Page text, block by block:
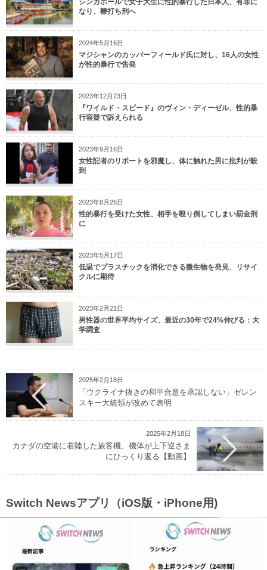
シンガポールで女子大生に性的暴行した日本人、有罪に
なり、鞭打ち刑へ
2024年5月16日
マジシャンのカッパーフィールド氏に対し、16人の女性
が性的暴行で告発
2023年12月23日
『ワイルド・スピード』のヴィン・ディーゼル、性的暴
行容疑で訴えられる
2023年9月16日
女性記者のリポートを邪魔し、体に触れた男に批判が殺
到
2023年8月26日
性的暴行を受けた女性、相手を殴り倒してしまい罰金刑
に
2023年5月17日
低温でプラスチックを消化できる微生物を発見、リサイ
クルに期待
2023年2月21日
男性器の世界平均サイズ、最近の30年で24%伸びる：大
学調査
2025年2月18日
「ウクライナ抜きの和平合意を承認しない」ゼレン
スキー大統領が改めて表明
2025年2月18日
カナダの空港に着陸した旅客機、機体が上下逆さま
にひっくり返る【動画】
Switch Newsアプリ（iOS版・iPhone用)